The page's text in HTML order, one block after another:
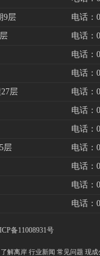
9层 电话：
电话：
电话：
电话：
层 电话：
电话：
电话：
层 电话：
电话：
电话：
电话：
备11008931号
了解离岸 行业新闻 常见问题 现成